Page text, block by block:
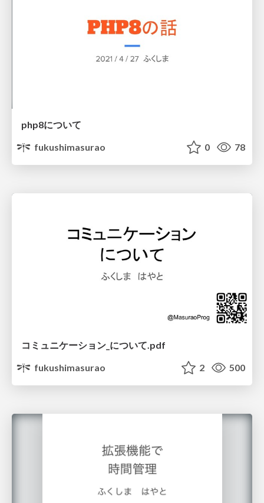
php8について
fukushimasurao
0 78
コミュニケーション_について.pdf
fukushimasurao
2 500